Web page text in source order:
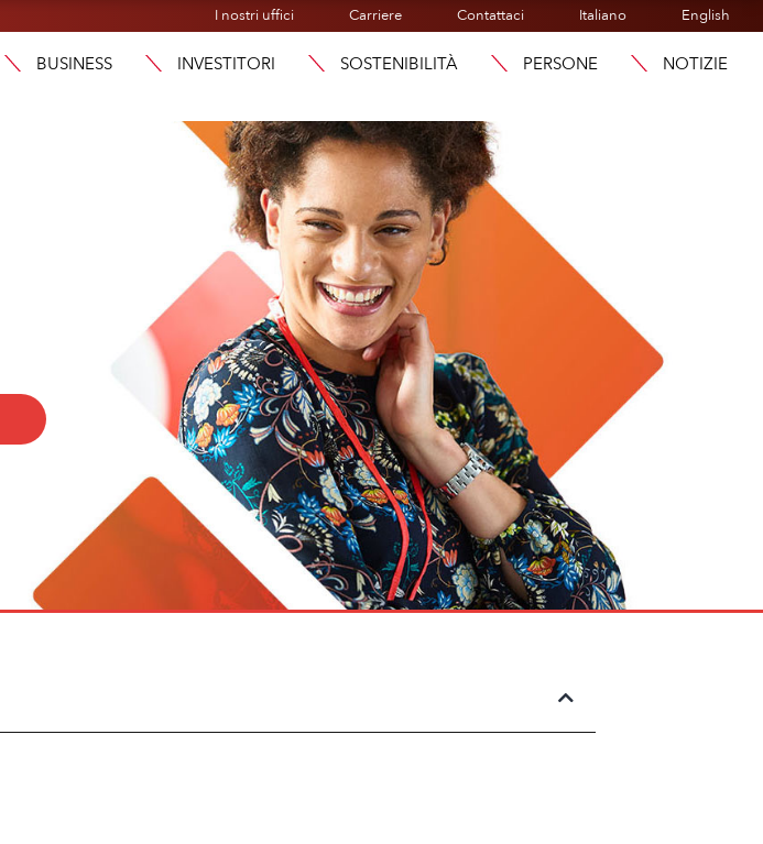
I nostri uffici Carriere Contattaci Italiano English
BUSINESS INVESTITORI SOSTENIBILITÀ PERSONE NOTIZIE